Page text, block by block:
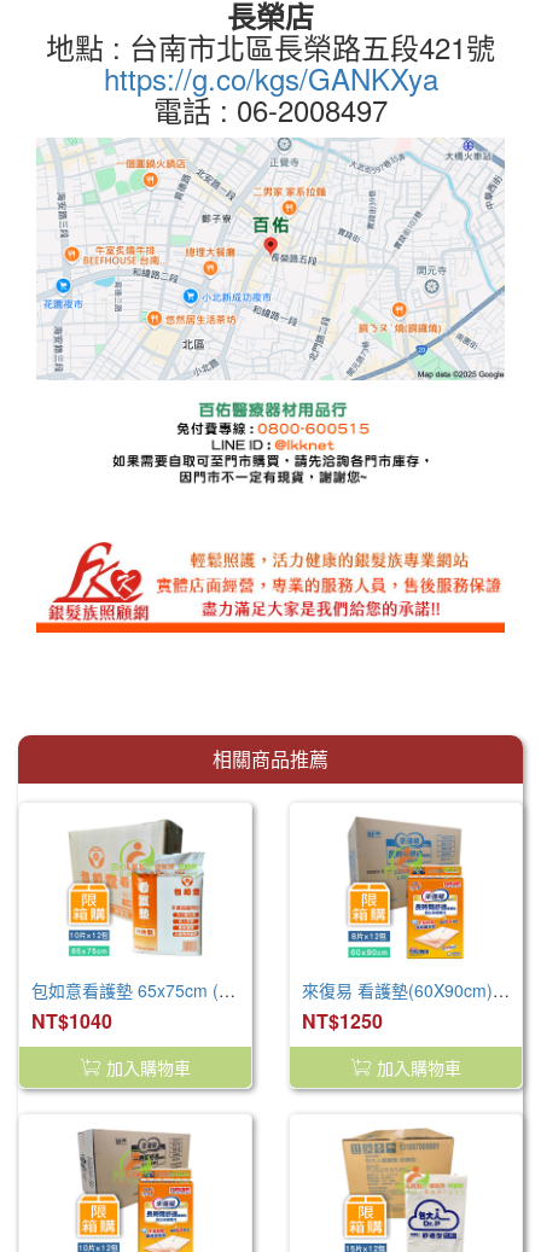
長榮店
地點 : 台南市北區長榮路五段421號
https://g.co/kgs/GANKXya
電話 : 06-2008497
相關商品推薦
包如意看護墊 65x75cm (120片/箱) 產褥墊 看護墊 寵物墊
NT$1040
加入購物車
來復易 看護墊(60X90cm) (8片x12包/箱)
NT$1250
加入購物車